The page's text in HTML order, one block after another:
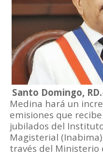
Santo Domingo, RD.
Medina hará un
emisiones que
jubilados del
Magisterial
través del Ministerio